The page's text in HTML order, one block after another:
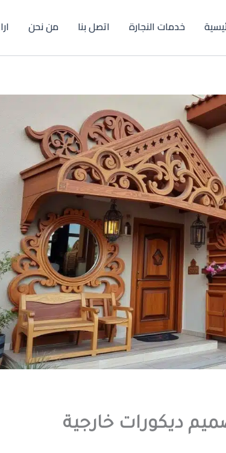
خدمات النجارة اتصل بنا من نحن
ديكورات خارجية